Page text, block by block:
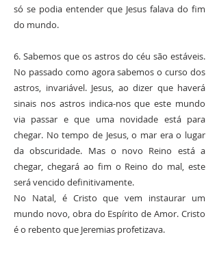
só se podia entender que Jesus falava do fim
do mundo.
6. Sabemos que os astros do céu são estáveis.
No passado como agora sabemos o curso dos
astros, invariável. Jesus, ao dizer que haverá
sinais nos astros indica-nos que este mundo
via passar e que uma novidade está para
chegar. No tempo de Jesus, o mar era o lugar
da obscuridade. Mas o novo Reino está a
chegar, chegará ao fim o Reino do mal, este
será vencido definitivamente.
No Natal, é Cristo que vem instaurar um
mundo novo, obra do Espírito de Amor. Cristo
é o rebento que Jeremias profetizava.